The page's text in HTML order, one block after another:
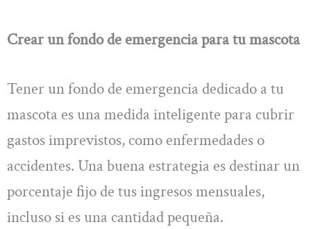
Crear un fondo de emergencia para tu mascota
Tener un fondo de emergencia dedicado a tu
mascota es una medida inteligente para cubrir
gastos imprevistos, como enfermedades o
accidentes. Una buena estrategia es destinar un
porcentaje fijo de tus ingresos mensuales,
incluso si es una cantidad pequeña.